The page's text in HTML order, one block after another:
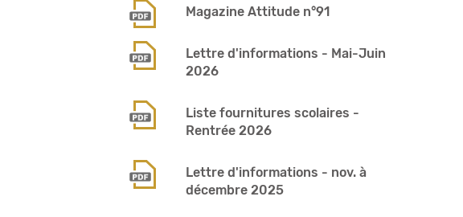
Magazine Attitude n°91
Lettre d'informations - Mai-Juin
2026
Liste fournitures scolaires -
Rentrée 2026
Lettre d'informations - nov. à
décembre 2025